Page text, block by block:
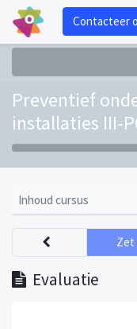
Contacteer
Preventief
installaties III-
Inhoud cursus
Evaluatie
Zet